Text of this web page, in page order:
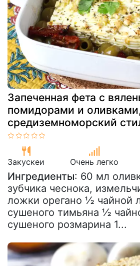
Запеченная фета с
помидорами и
средиземноморский
Закускeи Очень легко
Ингредиенты: 60 мл
зубчика чеснока,
ложки орегано ½ чайной
сушеного тимьяна ½
сушеного розмарина 1...